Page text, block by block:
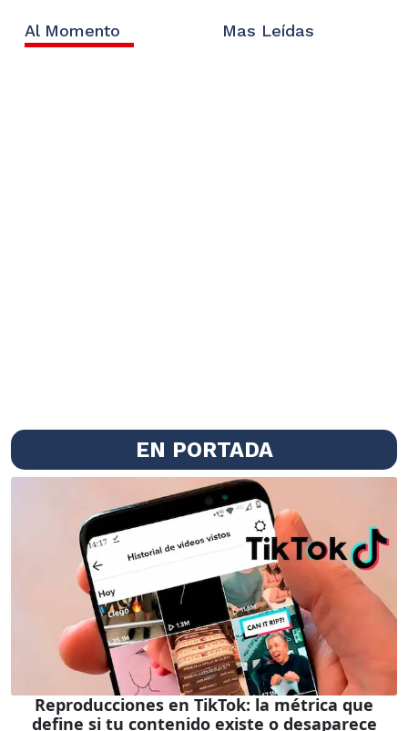
Al Momento Mas Leídas
EN PORTADA
Reproducciones en TikTok: la métrica que
define si tu contenido existe o desaparece